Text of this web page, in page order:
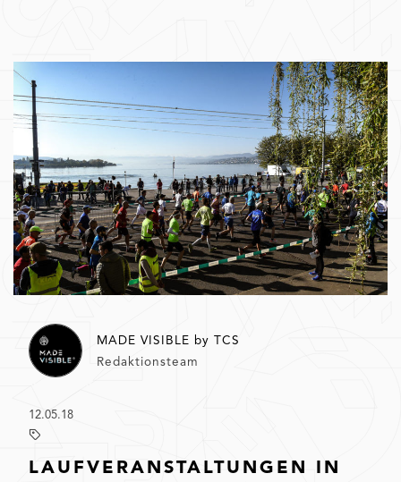
MADE VISIBLE by TCS
Redaktionsteam
12.05.18
LAUFVERANSTALTUNGEN IN